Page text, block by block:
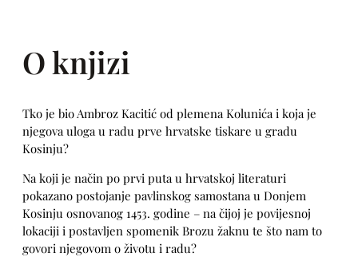
O knjizi
Tko je bio Ambroz Kacitić od plemena Kolunića i koja je
njegova uloga u radu prve hrvatske tiskare u gradu
Kosinju?
Na koji je način po prvi puta u hrvatskoj literaturi
pokazano postojanje pavlinskog samostana u Donjem
Kosinju osnovanog 1453. godine – na čijoj je povijesnoj
lokaciji i postavljen spomenik Brozu žaknu te što nam to
govori njegovom o životu i radu?